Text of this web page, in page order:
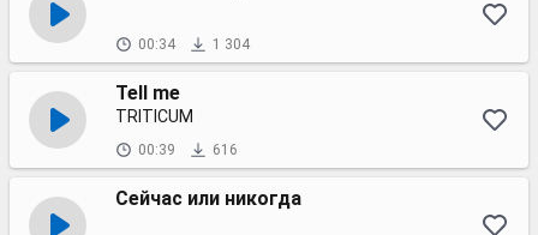
00:34 1 304
Tell me
TRITICUM
00:39 616
Сейчас или никогда